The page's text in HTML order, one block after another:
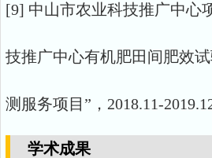
[9] 中山市农业科技推广中心
技推广中心有机肥田间肥效
测服务项目”，2018.11-
学术成果